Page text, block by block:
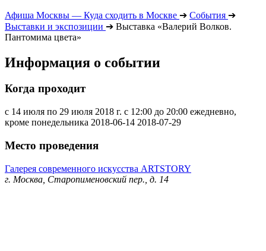
Афиша Москвы — Куда сходить в Москве ➔ События ➔
Выставки и экспозиции ➔ Выставка «Валерий Волков.
Пантомима цвета»
Информация о событии
Когда проходит
с 14 июля по 29 июля 2018 г. с 12:00 до 20:00 ежедневно,
кроме понедельника 2018-06-14 2018-07-29
Место проведения
Галерея современного искусства ARTSTORY
г. Москва, Старопименовский пер., д. 14